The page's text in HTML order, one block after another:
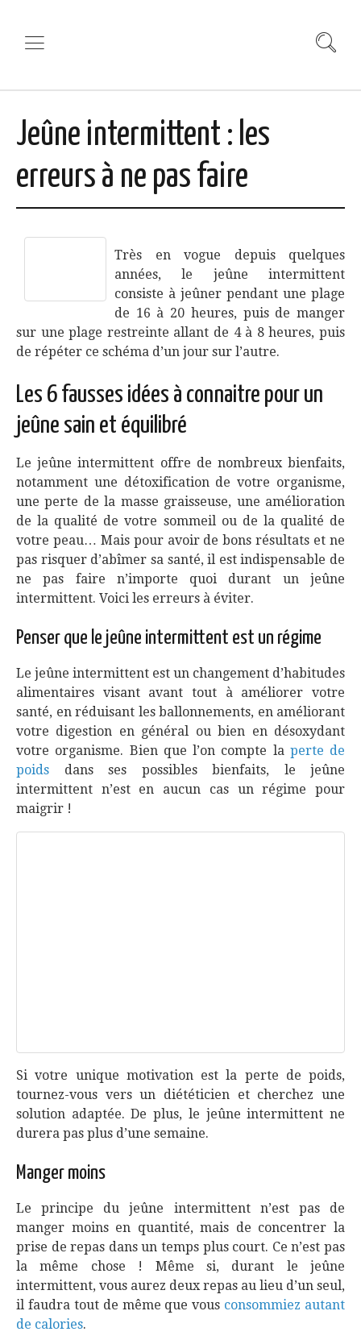
Jeûne intermittent : les
erreurs à ne pas faire
Très en vogue depuis quelques
années, le jeûne intermittent
consiste à jeûner pendant une plage
de 16 à 20 heures, puis de manger
sur une plage restreinte allant de 4 à 8 heures, puis
de répéter ce schéma d’un jour sur l’autre.
Les 6 fausses idées à connaitre pour un
jeûne sain et équilibré
Le jeûne intermittent offre de nombreux bienfaits,
notamment une détoxification de votre organisme,
une perte de la masse graisseuse, une amélioration
de la qualité de votre sommeil ou de la qualité de
votre peau… Mais pour avoir de bons résultats et ne
pas risquer d’abîmer sa santé, il est indispensable de
ne pas faire n’importe quoi durant un jeûne
intermittent. Voici les erreurs à éviter.
Penser que le jeûne intermittent est un régime
Le jeûne intermittent est un changement d’habitudes
alimentaires visant avant tout à améliorer votre
santé, en réduisant les ballonnements, en améliorant
votre digestion en général ou bien en désoxydant
votre organisme. Bien que l’on compte la perte de
poids dans ses possibles bienfaits, le jeûne
intermittent n’est en aucun cas un régime pour
maigrir !
Si votre unique motivation est la perte de poids,
tournez-vous vers un diététicien et cherchez une
solution adaptée. De plus, le jeûne intermittent ne
durera pas plus d’une semaine.
Manger moins
Le principe du jeûne intermittent n’est pas de
manger moins en quantité, mais de concentrer la
prise de repas dans un temps plus court. Ce n’est pas
la même chose ! Même si, durant le jeûne
intermittent, vous aurez deux repas au lieu d’un seul,
il faudra tout de même que vous consommiez autant
de calories.